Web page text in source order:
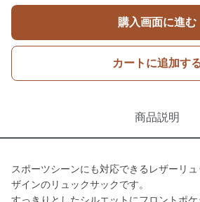
購入画面に進む
カートに追加す
商品説明
スポーツシーンにも対応できるレザーリ
ザインのリュックサックです。